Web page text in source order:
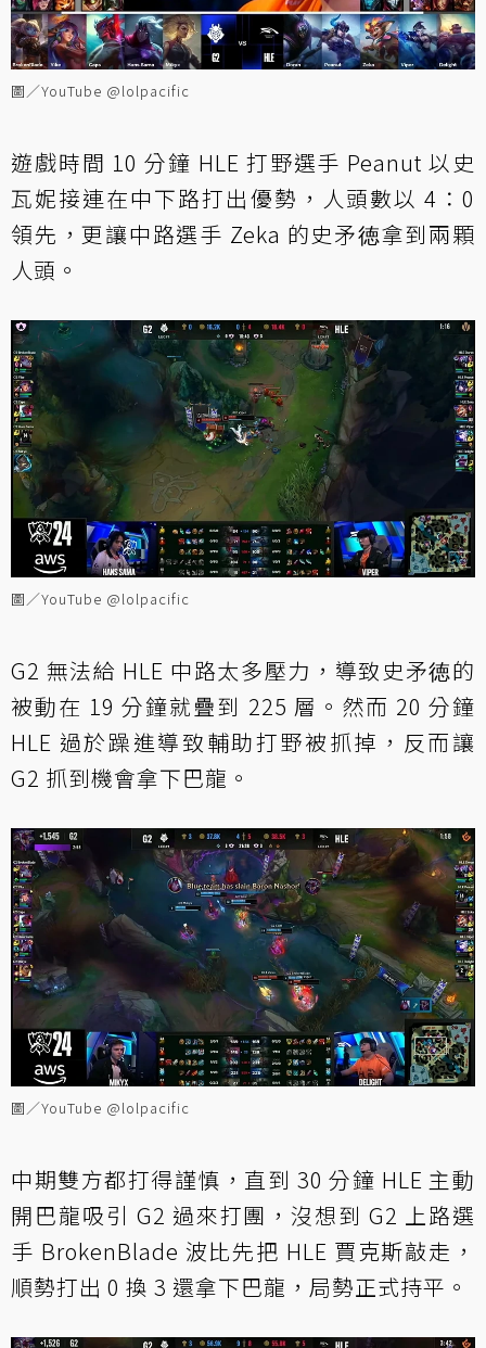
圖／YouTube @lolpacific
遊戲時間 10 分鐘 HLE 打野選手 Peanut 以史
瓦妮接連在中下路打出優勢，人頭數以 4：0
領先，更讓中路選手 Zeka 的史矛徳拿到兩顆
人頭。
圖／YouTube @lolpacific
G2 無法給 HLE 中路太多壓力，導致史矛徳的
被動在 19 分鐘就疊到 225 層。然而 20 分鐘
HLE 過於躁進導致輔助打野被抓掉，反而讓
G2 抓到機會拿下巴龍。
圖／YouTube @lolpacific
中期雙方都打得謹慎，直到 30 分鐘 HLE 主動
開巴龍吸引 G2 過來打團，沒想到 G2 上路選
手 BrokenBlade 波比先把 HLE 賈克斯敲走，
順勢打出 0 換 3 還拿下巴龍，局勢正式持平。